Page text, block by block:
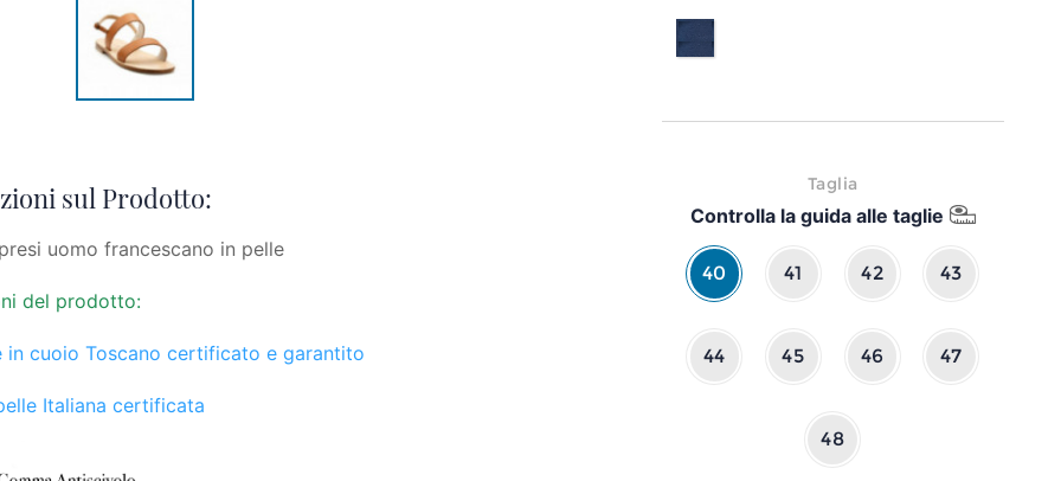
sul Prodotto:
uomo francescano in pelle
del prodotto:
in cuoio Toscano certificato e garantito
Italiana certificata
Blu
Taglia
Controlla la guida alle taglie
40 41 42 43
44 45 46 47
48